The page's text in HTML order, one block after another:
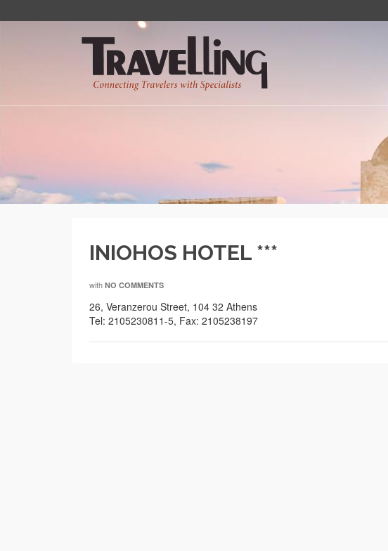
INIOHOS HOTEL ***
with NO COMMENTS
26, Veranzerou Street, 104 32 Athens
Tel: 2105230811-5, Fax: 2105238197